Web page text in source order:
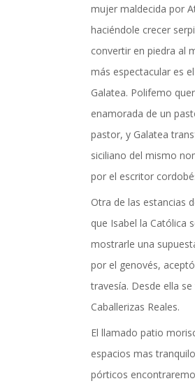
Y
actualidad de Cordoba en
mujer maldecida por
haciéndole crecer
convertir en piedra al
más espectacular es
Galatea. Polifemo
enamorada de un
pastor, y Galatea
siciliano del mismo
por el escritor
Otra de las estancias
que Isabel la Católica
mostrarle una
por el genovés,
travesía. Desde ella
Caballerizas Reales.
El llamado patio
espacios mas
pórticos